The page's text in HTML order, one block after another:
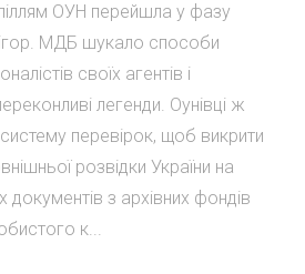
ОУН перейшла у фазу
ігор. МДБ шукало способи
своїх агентів і
легенди. Оунівці ж
перевірок, щоб викрити
розвідки України на
документів з архівних фондів
к...